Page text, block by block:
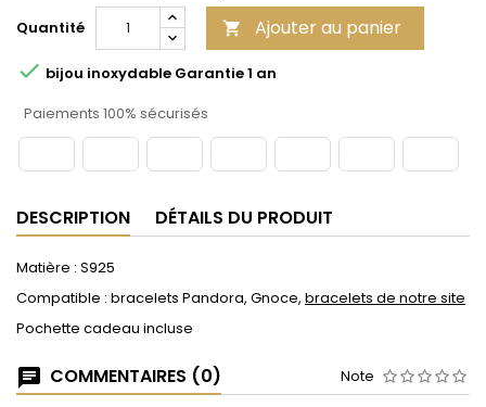
Quantité
 Ajouter au panier
 bijou inoxydable Garantie 1 an
Paiements 100% sécurisés
DESCRIPTION DÉTAILS DU PRODUIT
Matière : S925
Compatible : bracelets Pandora, Gnoce, bracelets de notre site
Pochette cadeau incluse
COMMENTAIRES (0) Note